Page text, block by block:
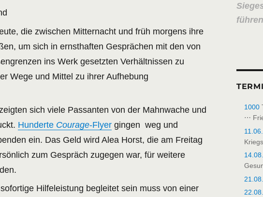
die zwischen Mitternacht und früh morgens ihre
um sich in ernsthaften Gesprächen mit den von
ins Werk gesetzten Verhältnissen zu
Wege und Mittel zu ihrer Aufhebung
sich viele Passanten von der Mahnwache und
Hunderte Courage-Flyergingen weg und
ein. Das Geld wird Alea Horst, die am Freitag
zum Gespräch zugegen war, für weitere
Hilfeleistung begleitet sein muss von einer
1000
⋯